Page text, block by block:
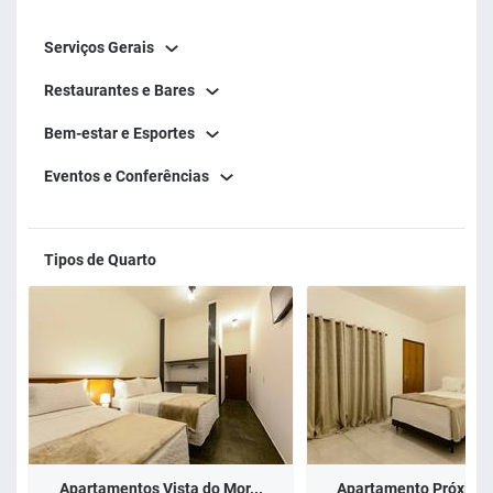
Serviços Gerais
Restaurantes e Bares
Bem-estar e Esportes
Eventos e Conferências
Tipos de Quarto
Apartamentos Vista do Mor... Apartamento Próximo